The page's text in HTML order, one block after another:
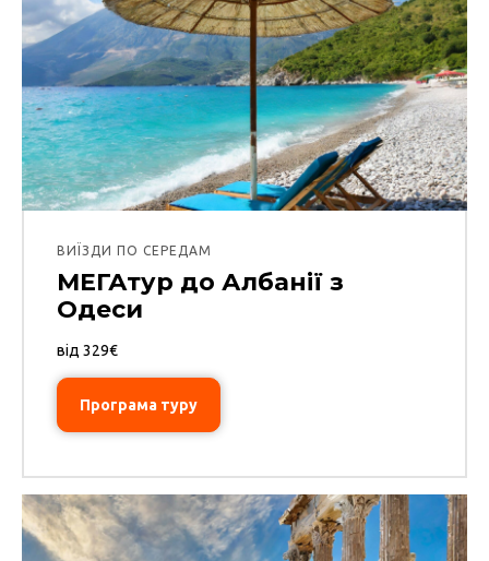
ВИЇЗДИ ПО СЕРЕДАМ
МЕГАтур до Албанії з
Одеси
від 329€
Програма туру